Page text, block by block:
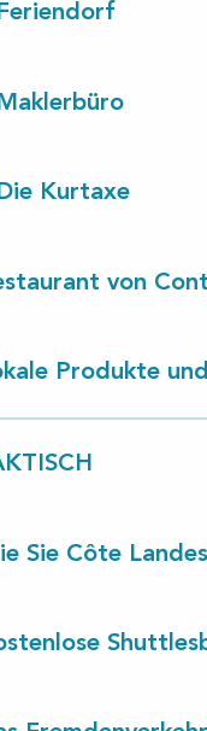
Maklerbüro
Kurtaxe
von
Produkte
Sie Côte
Contis plage